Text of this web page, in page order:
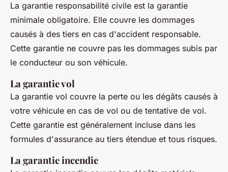
La garantie responsabilité civile est la garantie
minimale obligatoire. Elle couvre les dommages
causés à des tiers en cas d'accident responsable.
Cette garantie ne couvre pas les dommages subis par
le conducteur ou son véhicule.
La garantie vol
La garantie vol couvre la perte ou les dégâts causés à
votre véhicule en cas de vol ou de tentative de vol.
Cette garantie est généralement incluse dans les
formules d'assurance au tiers étendue et tous risques.
La garantie incendie